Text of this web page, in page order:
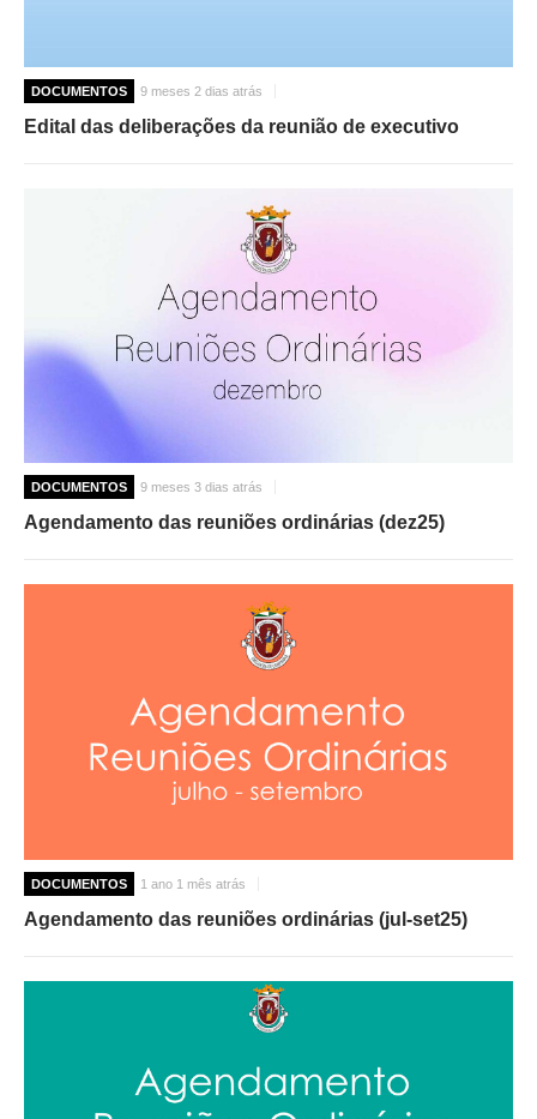
DOCUMENTOS 9 meses 2 dias atrás
Edital das deliberações da reunião de executivo
DOCUMENTOS 9 meses 3 dias atrás
Agendamento das reuniões ordinárias (dez25)
DOCUMENTOS 1 ano 1 mês atrás
Agendamento das reuniões ordinárias (jul-set25)